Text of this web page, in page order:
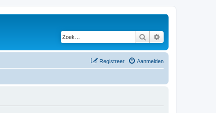
Zoek
Aanmelden
Registreer